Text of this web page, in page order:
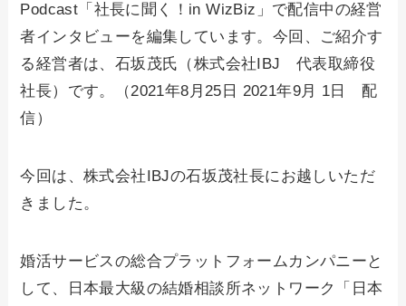
Podcast「社長に聞く！in WizBiz」で配信中の経営
者インタビューを編集しています。今回、ご紹介す
る経営者は、石坂茂氏（株式会社IBJ 代表取締役
社長）です。（2021年8月25日 2021年9月 1日 配
信）
今回は、株式会社IBJの石坂茂社長にお越しいただ
きました。
婚活サービスの総合プラットフォームカンパニーと
して、日本最大級の結婚相談所ネットワーク「日本